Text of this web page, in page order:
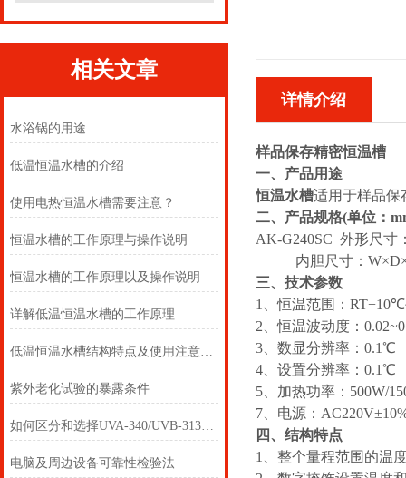
相关文章
水浴锅的用途
低温恒温水槽的介绍
使用电热恒温水槽需要注意？
恒温水槽的工作原理与操作说明
恒温水槽的工作原理以及操作说明
详解低温恒温水槽的工作原理
低温恒温水槽结构特点及使用注意事项
紫外老化试验的暴露条件
如何区分和选择UVA-340/UVB-313紫外线老化灯管
电脑及周边设备可靠性检验法
详情介绍
样品保存精密恒温槽
一、产品用途
恒温水槽适用于样品保
二、产品规格(单位：
AK-G240SC 外形尺寸
内胆尺寸：
三、技术参数
1、恒温范围：
2、恒温波动度：
3、数显分辨率：0.1℃
4、设置分辨率：0.1℃
5、加热功率：500W/
7、电源：
四、结构特点
1、整个量程范围的温